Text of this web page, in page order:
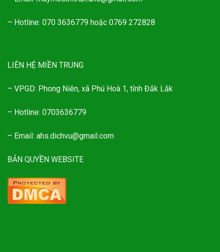
– Hotline: 070 3636779 hoặc 0769 272828
LIÊN HỆ MIỀN TRUNG
– VPGD: Phong Niên, xã Phú Hoà 1, tỉnh Đắk Lắk
– Hotline: 0703636779
– Email: ahs.dichvu@gmail.com
BẢN QUYỀN WEBSITE